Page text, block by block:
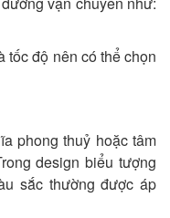
tốc độ nên có thể chọn
phong thuỷ hoặc tâm
design biểu tượng
sắc thường được áp